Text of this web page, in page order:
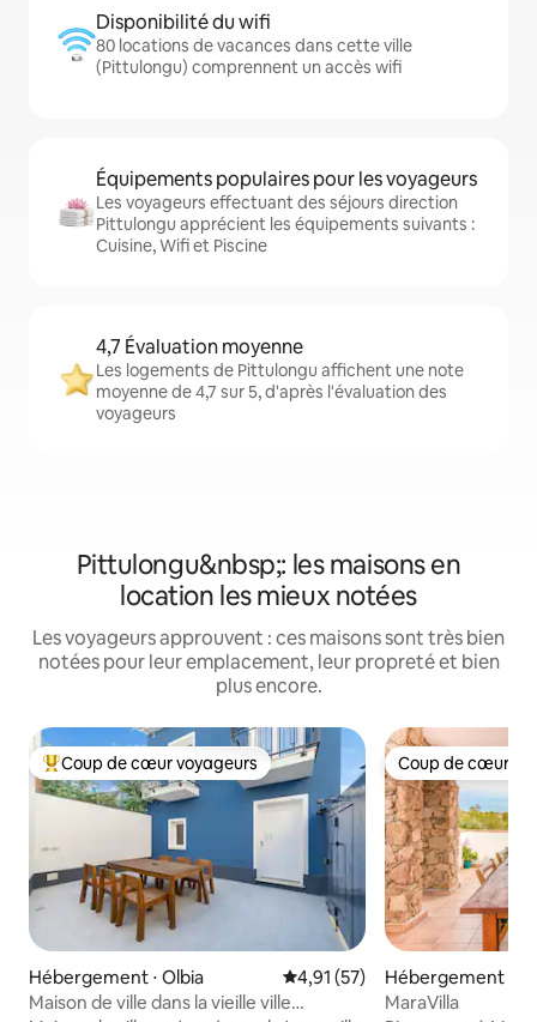
Disponibilité du wifi
80 locations de vacances dans cette ville
(Pittulongu) comprennent un accès wifi
Équipements populaires pour les voyageurs
Les voyageurs effectuant des séjours direction
Pittulongu apprécient les équipements suivants :
Cuisine, Wifi et Piscine
4,7 Évaluation moyenne
Les logements de Pittulongu affichent une note
moyenne de 4,7 sur 5, d'après l'évaluation des
voyageurs
Pittulongu&nbsp;: les maisons en
location les mieux notées
Les voyageurs approuvent : ces maisons sont très bien
notées pour leur emplacement, leur propreté et bien
plus encore.
Coups de cœur voyageurs les plus appréciés
Coup de cœur voyageurs
Hébergement ⋅ Olbia Évaluation moyenne sur la
4,91 (57)
Maison de ville dans la vieille ville
Coup de cœur
Coup de cœur
Hébergement ⋅
MaraVilla